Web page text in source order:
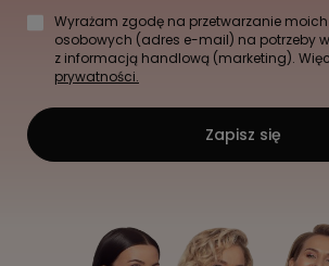
Wyrażam zgodę na przetwarzanie
osobowych (adres e-mail) na potrzeby
z informacją handlową (marketing).
prywatności.
Zapisz się